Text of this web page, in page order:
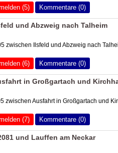
(5) Kommentare (0)
und Abzweig nach Talheim
zwischen Ilsfeld und Abzweig nach
(6) Kommentare (0)
in Großgartach und
zwischen Ausfahrt in Großgartach und
(7) Kommentare (0)
und Lauffen am Neckar